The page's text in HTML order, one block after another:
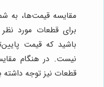
مقایسه قیمت‌ها، به
برای قطعات مورد
باشید که قیمت
نیست. در هنگام
قطعات نیز توجه داشته